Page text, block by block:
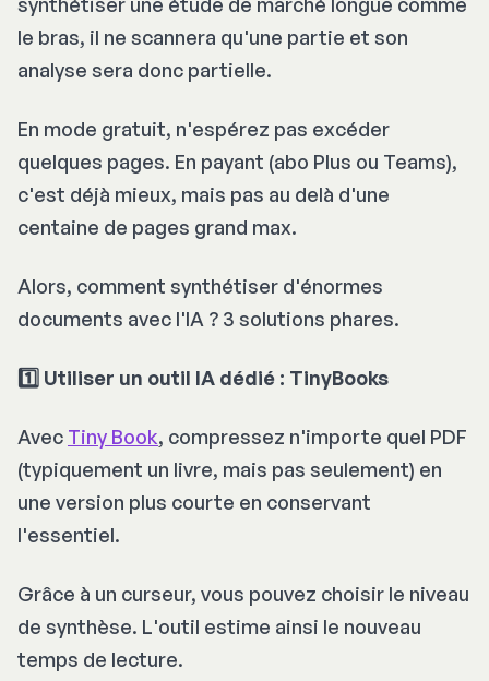
le bras, il ne scannera qu'une partie et son
analyse sera donc partielle.
En mode gratuit, n'espérez pas excéder
quelques pages. En payant (abo Plus ou Teams),
c'est déjà mieux, mais pas au delà d'une
centaine de pages grand max.
Alors, comment synthétiser d'énormes
documents avec l'IA ? 3 solutions phares.
1️⃣ Utiliser un outil IA dédié : TinyBooks
Avec Tiny Book, compressez n'importe quel PDF
(typiquement un livre, mais pas seulement) en
une version plus courte en conservant
l'essentiel.
Grâce à un curseur, vous pouvez choisir le niveau
de synthèse. L'outil estime ainsi le nouveau
temps de lecture.